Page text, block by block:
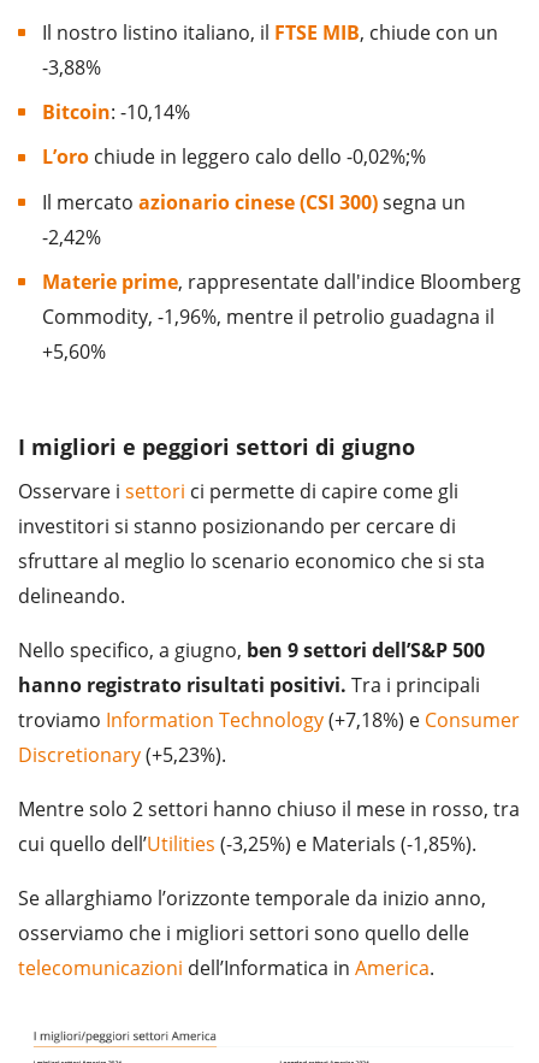
Il nostro listino italiano, il FTSE MIB, chiude con un
-3,88%
Bitcoin: -10,14%
L’oro chiude in leggero calo dello -0,02%;%
Il mercato azionario cinese (CSI 300)segna un
-2,42%
Materie prime, rappresentate dall'indice Bloomberg
Commodity, -1,96%, mentre il petrolio guadagna il
+5,60%
I migliori e peggiori settori di giugno
Osservare i settori ci permette di capire come gli
investitori si stanno posizionando per cercare di
sfruttare al meglio lo scenario economico che si sta
delineando.
Nello specifico, a giugno, ben 9 settori dell’S&P 500
hanno registrato risultati positivi. Tra i principali
troviamo Information Technology(+7,18%) e Consumer
Discretionary(+5,23%).
Mentre solo 2 settori hanno chiuso il mese in rosso, tra
cui quello dell’Utilities (-3,25%) e Materials (-1,85%).
Se allarghiamo l’orizzonte temporale da inizio anno,
osserviamo che i migliori settori sono quello delle
telecomunicazioni dell’Informatica in America.